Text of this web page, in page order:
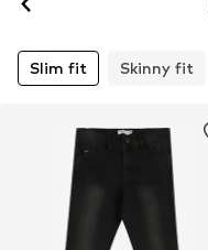
Slim fit
Skinny fit